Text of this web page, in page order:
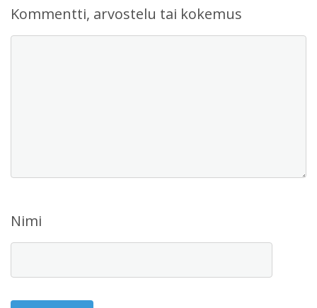
Kommentti, arvostelu tai kokemus
Nimi